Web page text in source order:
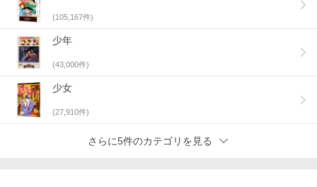
(105,167件)
少年
(43,000件)
少女
(27,910件)
さらに5件のカテゴリを見る